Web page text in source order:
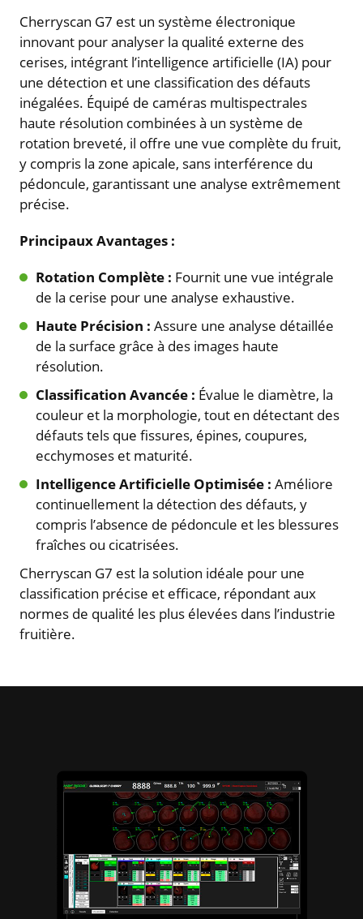
Cherryscan G7 est un système électronique
innovant pour analyser la qualité externe des
cerises, intégrant l’intelligence artificielle (IA) pour
une détection et une classification des défauts
inégalées. Équipé de caméras multispectrales
haute résolution combinées à un système de
rotation breveté, il offre une vue complète du fruit,
y compris la zone apicale, sans interférence du
pédoncule, garantissant une analyse extrêmement
précise.
Principaux Avantages :
Rotation Complète : Fournit une vue intégrale
de la cerise pour une analyse exhaustive.
Haute Précision : Assure une analyse détaillée
de la surface grâce à des images haute
résolution.
Classification Avancée : Évalue le diamètre, la
couleur et la morphologie, tout en détectant des
défauts tels que fissures, épines, coupures,
ecchymoses et maturité.
Intelligence Artificielle Optimisée : Améliore
continuellement la détection des défauts, y
compris l’absence de pédoncule et les blessures
fraîches ou cicatrisées.
Cherryscan G7 est la solution idéale pour une
classification précise et efficace, répondant aux
normes de qualité les plus élevées dans l’industrie
fruitière.